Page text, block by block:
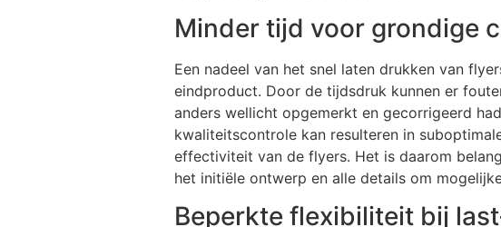
Minder tijd voor grondige
Een nadeel van het snel laten drukken van
eindproduct. Door de tijdsdruk kunnen er
anders wellicht opgemerkt en gecorrigeerd
kwaliteitscontrole kan resulteren in
effectiviteit van de flyers. Het is daarom
het initiële ontwerp en alle details om
Beperkte flexibiliteit bij